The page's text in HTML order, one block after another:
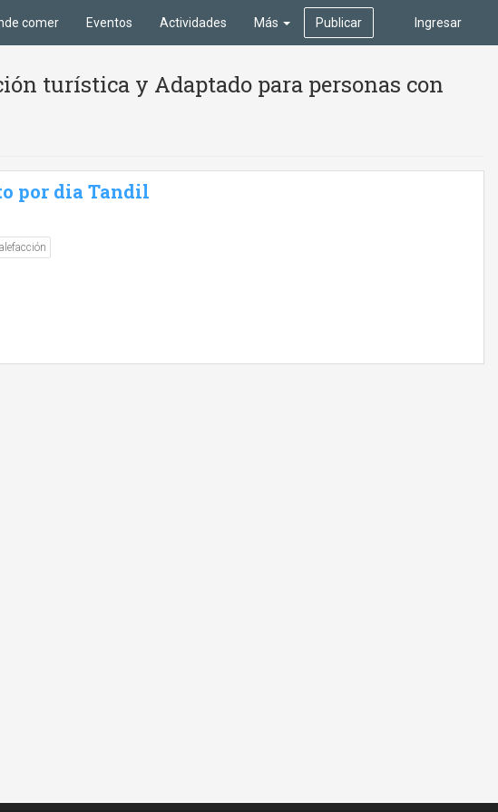
Ingresar
comer Eventos Actividades Más Publicar
turística y Adaptado para personas con
por dia Tandil